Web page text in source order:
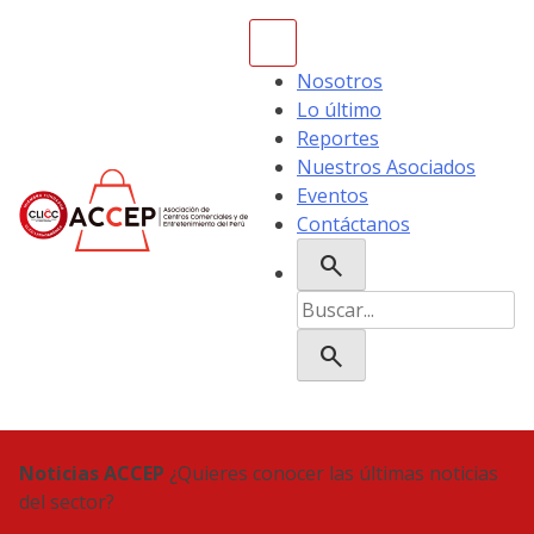
Nosotros
Lo último
Reportes
Nuestros Asociados
Eventos
Contáctanos
search
Buscar:
search
Noticias ACCEP ¿Quieres conocer las últimas noticias
del sector?